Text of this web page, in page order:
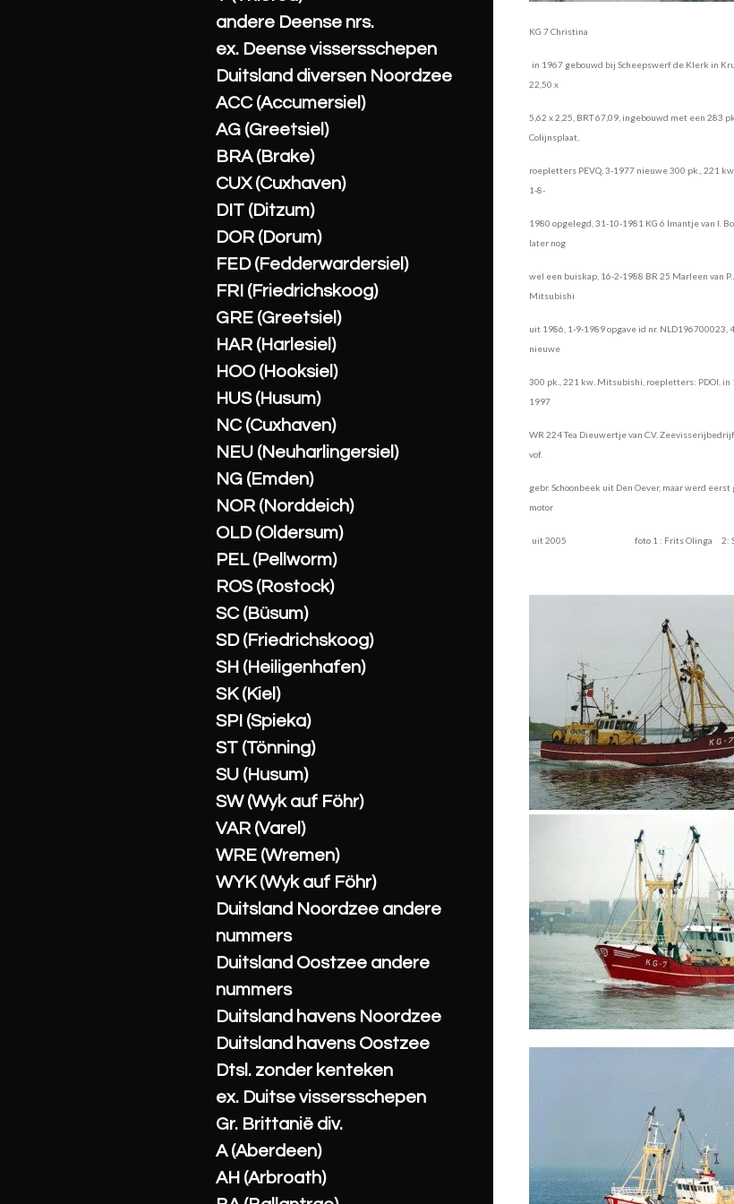
KG 7 Christina
in 1967 gebouwd bij Scheepswerf de Klerk in
22,50 x
5,62 x 2,25, BRT 67,09, ingebouwd met een 283
Colijnsplaat,
roepletters PEVQ, 3-1977 nieuwe 300 pk., 221
1-8-
1980 opgelegd, 31-10-1981 KG 6 Imantje van I.
later nog
wel een buiskap, 16-2-1988 BR 25 Marleen van
Mitsubishi
uit 1986, 1-9-1989 opgave id nr. NLD196700023,
nieuwe
300 pk., 221 kw. Mitsubishi, roepletters: PDOI, in
1997
WR 224 Tea Dieuwertje van C.V.
vof.
gebr. Schoonbeek uit Den Oever, maar werd
motor
uit 2005 foto 1 : Frits Olinga 2:
andere Deense nrs.
ex. Deense vissersschepen
Duitsland diversen Noordzee
ACC (Accumersiel)
AG (Greetsiel)
BRA (Brake)
CUX (Cuxhaven)
DIT (Ditzum)
DOR (Dorum)
FED (Fedderwardersiel)
FRI (Friedrichskoog)
GRE (Greetsiel)
HAR (Harlesiel)
HOO (Hooksiel)
HUS (Husum)
NC (Cuxhaven)
NEU (Neuharlingersiel)
NG (Emden)
NOR (Norddeich)
OLD (Oldersum)
PEL (Pellworm)
ROS (Rostock)
SC (Büsum)
SD (Friedrichskoog)
SH (Heiligenhafen)
SK (Kiel)
SPI (Spieka)
ST (Tönning)
SU (Husum)
SW (Wyk auf Föhr)
VAR (Varel)
WRE (Wremen)
WYK (Wyk auf Föhr)
Duitsland Noordzee andere
nummers
Duitsland Oostzee andere
nummers
Duitsland havens Noordzee
Duitsland havens Oostzee
Dtsl. zonder kenteken
ex. Duitse vissersschepen
Gr. Brittanië div.
A (Aberdeen)
AH (Arbroath)